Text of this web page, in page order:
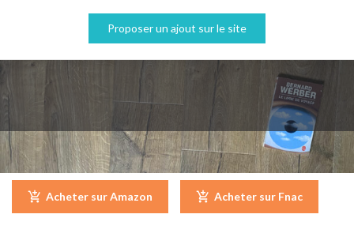
Proposer un ajout sur le site
Le livre du voyage - Bernard Werber
Acheter sur Amazon Acheter sur Fnac